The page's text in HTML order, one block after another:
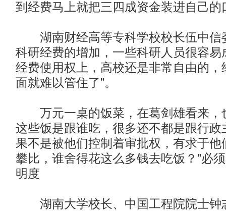
到经费马上就把三四成资金装进自己的
湖南财经高等专科学校校长伍中信
科研经费的增加，一些科研人员很容易
经费使用权上，高校还是非常自由的，
面就难以管住了”。
万元一桌的饭菜，在葛剑雄看来，
这些饭是跟谁吃，很多还不都是跟行政
果不是被他们控制着审批权，有求于他
攀比，谁舍得花这么多钱去吃饭？”必
明度
湖南大学校长、中国工程院院士钟